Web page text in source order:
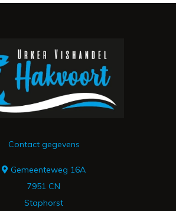
Contact gegevens
Gemeenteweg 16A
7951 CN
Staphorst